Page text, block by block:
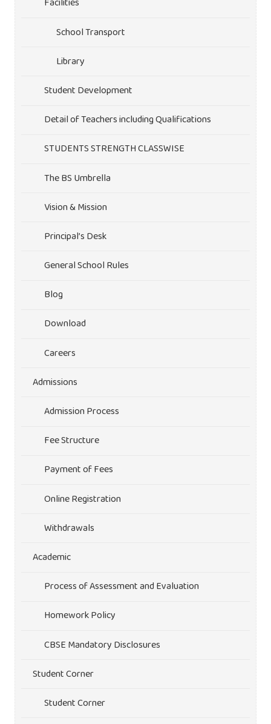
School Transport
Library
Student Development
Detail of Teachers including Qualifications
STUDENTS STRENGTH CLASSWISE
The BS Umbrella
Vision & Mission
Principal’s Desk
General School Rules
Blog
Download
Careers
Admissions
Admission Process
Fee Structure
Payment of Fees
Online Registration
Withdrawals
Academic
Process of Assessment and Evaluation
Homework Policy
CBSE Mandatory Disclosures
Student Corner
Student Corner